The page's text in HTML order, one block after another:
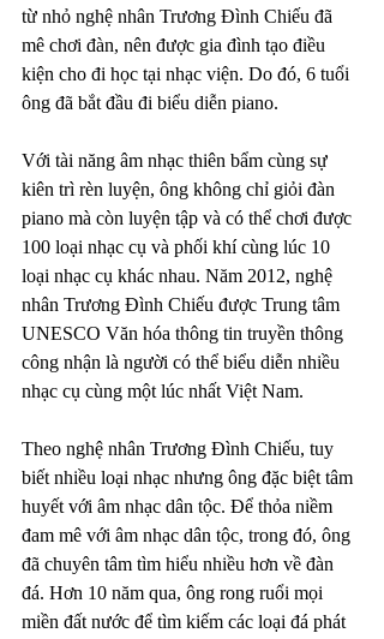
từ nhỏ nghệ nhân Trương Đình Chiếu đã
mê chơi đàn, nên được gia đình tạo điều
kiện cho đi học tại nhạc viện. Do đó, 6 tuổi
ông đã bắt đầu đi biểu diễn piano.
Với tài năng âm nhạc thiên bẩm cùng sự
kiên trì rèn luyện, ông không chỉ giỏi đàn
piano mà còn luyện tập và có thể chơi được
100 loại nhạc cụ và phối khí cùng lúc 10
loại nhạc cụ khác nhau. Năm 2012, nghệ
nhân Trương Đình Chiếu được Trung tâm
UNESCO Văn hóa thông tin truyền thông
công nhận là người có thể biểu diễn nhiều
nhạc cụ cùng một lúc nhất Việt Nam.
Theo nghệ nhân Trương Đình Chiếu, tuy
biết nhiều loại nhạc nhưng ông đặc biệt tâm
huyết với âm nhạc dân tộc. Để thỏa niềm
đam mê với âm nhạc dân tộc, trong đó, ông
đã chuyên tâm tìm hiểu nhiều hơn về đàn
đá. Hơn 10 năm qua, ông rong ruổi mọi
miền đất nước để tìm kiếm các loại đá phát